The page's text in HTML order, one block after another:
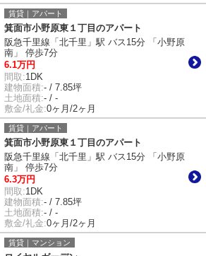
賃貸｜アパート
箕面市小野原東１丁目のアパート
阪急千里線「北千里」駅 バス15分 「小野原
南」 停歩7分
6.1万円
間取:1DK
建物面積:- / 7.85坪
土地面積:- / -
敷金/礼金:0ヶ月/2ヶ月
賃貸｜アパート
箕面市小野原東１丁目のアパート
阪急千里線「北千里」駅 バス15分 「小野原
南」 停歩7分
6.3万円
間取:1DK
建物面積:- / 7.85坪
土地面積:- / -
敷金/礼金:0ヶ月/2ヶ月
賃貸｜マンション